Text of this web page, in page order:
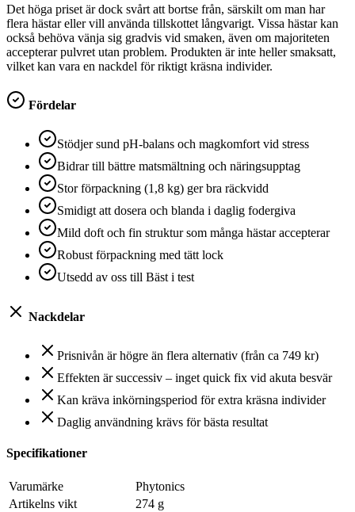
Det höga priset är dock svårt att bortse från, särskilt om man har
flera hästar eller vill använda tillskottet långvarigt. Vissa hästar kan
också behöva vänja sig gradvis vid smaken, även om majoriteten
accepterar pulvret utan problem. Produkten är inte heller smaksatt,
vilket kan vara en nackdel för riktigt kräsna individer.
Fördelar
Stödjer sund pH-balans och magkomfort vid stress
Bidrar till bättre matsmältning och näringsupptag
Stor förpackning (1,8 kg) ger bra räckvidd
Smidigt att dosera och blanda i daglig fodergiva
Mild doft och fin struktur som många hästar accepterar
Robust förpackning med tätt lock
Utsedd av oss till Bäst i test
Nackdelar
Prisnivån är högre än flera alternativ (från ca 749 kr)
Effekten är successiv – inget quick fix vid akuta besvär
Kan kräva inkörningsperiod för extra kräsna individer
Daglig användning krävs för bästa resultat
Specifikationer
Varumärke
‎Phytonics
Artikelns vikt
‎274 g